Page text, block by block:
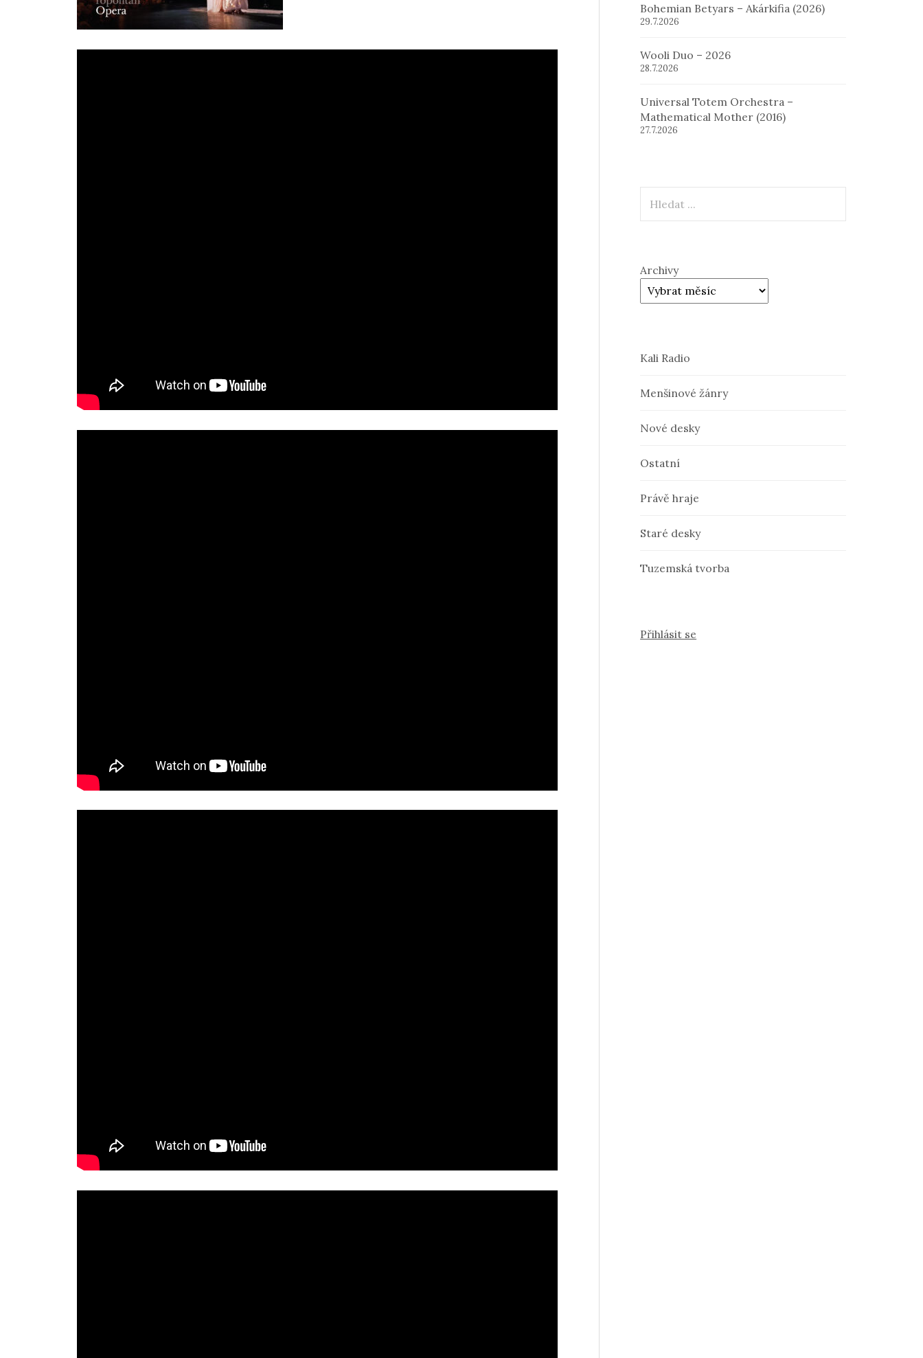
Bohemian Betyars – Akárkifia (2026)
29.7.2026
Wooli Duo – 2026
28.7.2026
Universal Totem Orchestra –
Mathematical Mother (2016)
27.7.2026
Archivy
Kali Radio
Menšinové žánry
Nové desky
Ostatní
Právě hraje
Staré desky
Tuzemská tvorba
Přihlásit se